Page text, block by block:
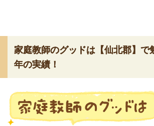
家庭教師のグッドは【仙北郡】で
年の実績！